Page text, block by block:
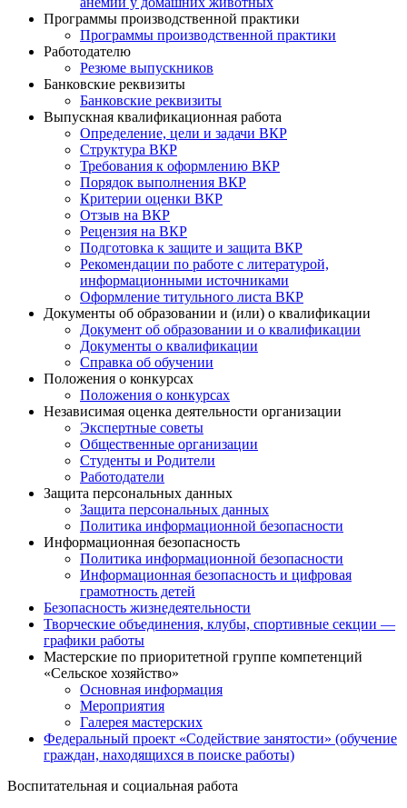
Программы производственной практики
Программы производственной практики
Работодателю
Резюме выпускников
Банковские реквизиты
Банковские реквизиты
Выпускная квалификационная работа
Определение, цели и задачи ВКР
Структура ВКР
Требования к оформлению ВКР
Порядок выполнения ВКР
Критерии оценки ВКР
Отзыв на ВКР
Рецензия на ВКР
Подготовка к защите и защита ВКР
Рекомендации по работе с литературой,
информационными источниками
Оформление титульного листа ВКР
Документы об образовании и (или) о квалификации
Документ об образовании и о квалификации
Документы о квалификации
Справка об обучении
Положения о конкурсах
Положения о конкурсах
Независимая оценка деятельности организации
Экспертные советы
Общественные организации
Студенты и Родители
Работодатели
Защита персональных данных
Защита персональных данных
Политика информационной безопасности
Информационная безопасность
Политика информационной безопасности
Информационная безопасность и цифровая
грамотность детей
Безопасность жизнедеятельности
Творческие объединения, клубы, спортивные секции —
графики работы
Мастерские по приоритетной группе компетенций
«Сельское хозяйство»
Основная информация
Мероприятия
Галерея мастерских
Федеральный проект «Содействие занятости» (обучение
граждан, находящихся в поиске работы)
Воспитательная и социальная работа